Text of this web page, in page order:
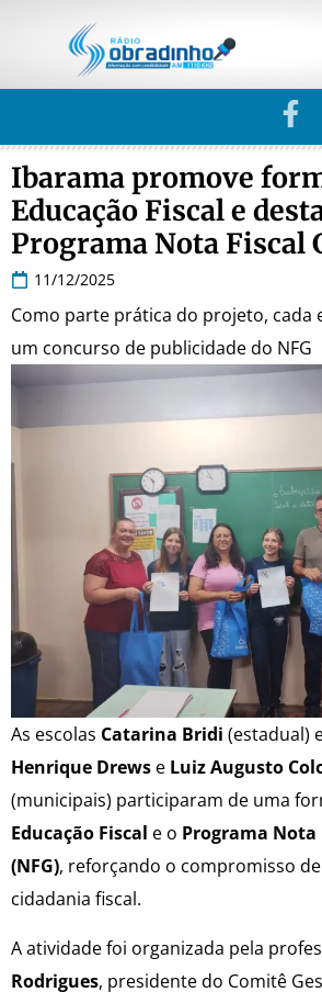
Ibarama promove
Educação Fiscal e
Programa Nota Fiscal
11/12/2025
Como parte prática do projeto, cada
um concurso de publicidade do NFG
As escolas Catarina Bridi (estadual)
Henrique Drews e Luiz Augusto
(municipais) participaram de uma
Educação Fiscal e o Programa Nota
(NFG), reforçando o compromisso
cidadania fiscal.
A atividade foi organizada pela
Rodrigues, presidente do Comitê